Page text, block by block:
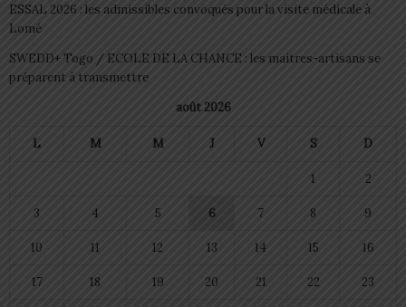
ESSAL 2026 : les admissibles convoqués pour la visite médicale à
Lomé
SWEDD+ Togo / ECOLE DE LA CHANCE : les maitres-artisans se
préparent à transmettre
août 2026
L M M J V S D
1 2
3 4 5 6 7 8 9
10 11 12 13 14 15 16
17 18 19 20 21 22 23